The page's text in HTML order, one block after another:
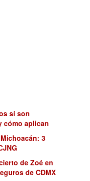
sí son
cómo aplican
3
de Zoé en
de CDMX